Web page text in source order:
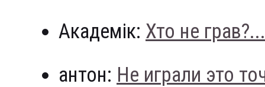
Академік: Хто не грав?...
антон: Не играли это